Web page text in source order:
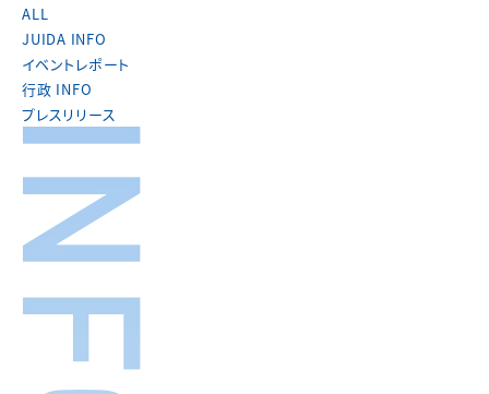
ALL
JUIDA INFO
イベントレポート
行政 INFO
プレスリリース